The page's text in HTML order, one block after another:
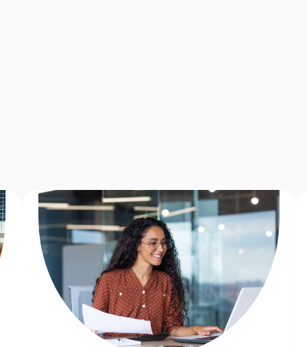
en interpreteren;
handige manier gebruikt maakt van digitale
structuur aanbrengen.
in een inspirerende omgeving met
met het management, de staf en collega’s